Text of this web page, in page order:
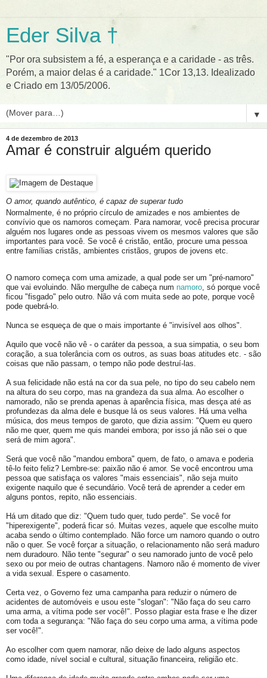
Eder Silva †
"Por ora subsistem a fé, a esperança e a caridade - as três.
Porém, a maior delas é a caridade." 1Cor 13,13. Idealizado
e Criado em 13/05/2006.
▼
4 de dezembro de 2013
Amar é construir alguém querido
O amor, quando autêntico, é capaz de superar tudo
Normalmente, é no próprio círculo de amizades e nos ambientes de
convívio que os namoros começam. Para namorar, você precisa procurar
alguém nos lugares onde as pessoas vivem os mesmos valores que são
importantes para você. Se você é cristão, então, procure uma pessoa
entre famílias cristãs, ambientes cristãos, grupos de jovens etc.
O namoro começa com uma amizade, a qual pode ser um "pré-namoro"
que vai evoluindo. Não mergulhe de cabeça num namoro , só porque você
ficou "fisgado" pelo outro. Não vá com muita sede ao pote, porque você
pode quebrá-lo.
Nunca se esqueça de que o mais importante é "invisível aos olhos".
Aquilo que você não vê - o caráter da pessoa, a sua simpatia, o seu bom
coração, a sua tolerância com os outros, as suas boas atitudes etc. - são
coisas que não passam, o tempo não pode destruí-las.
A sua felicidade não está na cor da sua pele, no tipo do seu cabelo nem
na altura do seu corpo, mas na grandeza da sua alma. Ao escolher o
namorado, não se prenda apenas à aparência física, mas desça até as
profundezas da alma dele e busque lá os seus valores. Há uma velha
música, dos meus tempos de garoto, que dizia assim: "Quem eu quero
não me quer, quem me quis mandei embora; por isso já não sei o que
será de mim agora".
Será que você não "mandou embora" quem, de fato, o amava e poderia
tê-lo feito feliz? Lembre-se: paixão não é amor. Se você encontrou uma
pessoa que satisfaça os valores "mais essenciais", não seja muito
exigente naquilo que é secundário. Você terá de aprender a ceder em
alguns pontos, repito, não essenciais.
Há um ditado que diz: "Quem tudo quer, tudo perde". Se você for
"hiperexigente", poderá ficar só. Muitas vezes, aquele que escolhe muito
acaba sendo o último contemplado. Não force um namoro quando o outro
não o quer. Se você forçar a situação, o relacionamento não será maduro
nem duradouro. Não tente "segurar" o seu namorado junto de você pelo
sexo ou por meio de outras chantagens. Namoro não é momento de viver
a vida sexual. Espere o casamento.
Certa vez, o Governo fez uma campanha para reduzir o número de
acidentes de automóveis e usou este "slogan": "Não faça do seu carro
uma arma, a vítima pode ser você!". Posso plagiar esta frase e lhe dizer
com toda a segurança: "Não faça do seu corpo uma arma, a vítima pode
ser você!".
Ao escolher com quem namorar, não deixe de lado alguns aspectos
como idade, nível social e cultural, situação financeira, religião etc.